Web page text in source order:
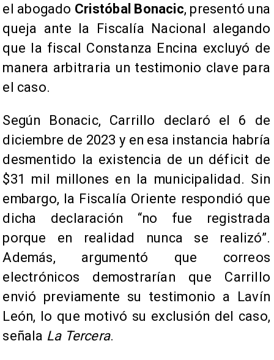
el abogado Cristóbal Bonacic, presentó una
queja ante la Fiscalía Nacional alegando
que la fiscal Constanza Encina excluyó de
manera arbitraria un testimonio clave para
el caso.
Según Bonacic, Carrillo declaró el 6 de
diciembre de 2023 y en esa instancia habría
desmentido la existencia de un déficit de
$31 mil millones en la municipalidad. Sin
embargo, la Fiscalía Oriente respondió que
dicha declaración “no fue registrada
porque en realidad nunca se realizó”.
Además, argumentó que correos
electrónicos demostrarían que Carrillo
envió previamente su testimonio a Lavín
León, lo que motivó su exclusión del caso,
señala La Tercera.